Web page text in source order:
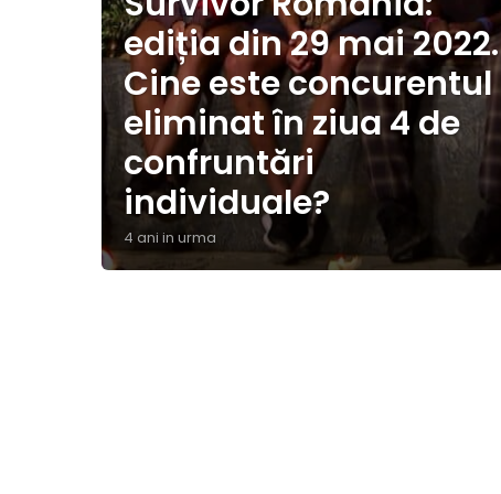
ediția din 29 mai 2022.
Cine este concurentul
eliminat în ziua 4 de
confruntări
individuale?
4 ani in urma
a